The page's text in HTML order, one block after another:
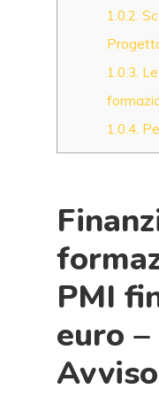
1.0.2.
1.0.3.
1.0.4.
PMI
euro –